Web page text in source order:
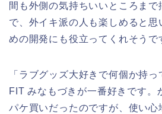
間も外側の気持ちいいところま
で、外イキ派の人も楽しめると思
めの開発にも役立ってくれそうで
「ラブグッズ大好きで何個か持
FIT みなもづきが一番好きです。
パケ買いだったのですが、使い心